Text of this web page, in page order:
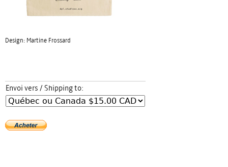
Design: Martine Frossard
Envoi vers / Shipping to: